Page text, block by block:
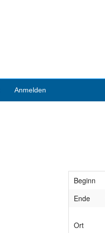
Anmelden
Beginn
Ende
Ort